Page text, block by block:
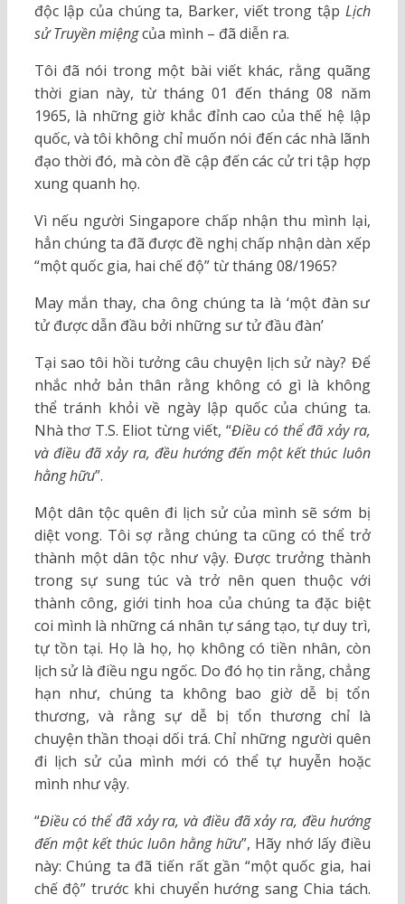
độc lập của chúng ta, Barker, viết trong tập Lịch
sử Truyền miệngcủa mình – đã diễn ra.
Tôi đã nói trong một bài viết khác, rằng quãng
thời gian này, từ tháng 01 đến tháng 08 năm
1965, là những giờ khắc đỉnh cao của thế hệ lập
quốc, và tôi không chỉ muốn nói đến các nhà lãnh
đạo thời đó, mà còn đề cập đến các cử tri tập hợp
xung quanh họ.
Vì nếu người Singapore chấp nhận thu mình lại,
hẳn chúng ta đã được đề nghị chấp nhận dàn xếp
“một quốc gia, hai chế độ” từ tháng 08/1965?
May mắn thay, cha ông chúng ta là ‘một đàn sư
tử được dẫn đầu bởi những sư tử đầu đàn’
Tại sao tôi hồi tưởng câu chuyện lịch sử này? Để
nhắc nhở bản thân rằng không có gì là không
thể tránh khỏi về ngày lập quốc của chúng ta.
Nhà thơ T.S. Eliot từng viết, “Điều có thể đã xảy ra,
và điều đã xảy ra, đều hướng đến một kết thúc luôn
hằng hữu”.
Một dân tộc quên đi lịch sử của mình sẽ sớm bị
diệt vong. Tôi sợ rằng chúng ta cũng có thể trở
thành một dân tộc như vậy. Được trưởng thành
trong sự sung túc và trở nên quen thuộc với
thành công, giới tinh hoa của chúng ta đặc biệt
coi mình là những cá nhân tự sáng tạo, tự duy trì,
tự tồn tại. Họ là họ, họ không có tiền nhân, còn
lịch sử là điều ngu ngốc. Do đó họ tin rằng, chẳng
hạn như, chúng ta không bao giờ dễ bị tổn
thương, và rằng sự dễ bị tổn thương chỉ là
chuyện thần thoại dối trá. Chỉ những người quên
đi lịch sử của mình mới có thể tự huyễn hoặc
mình như vậy.
“Điều có thể đã xảy ra, và điều đã xảy ra, đều hướng
đến một kết thúc luôn hằng hữu”, Hãy nhớ lấy điều
này: Chúng ta đã tiến rất gần “một quốc gia, hai
chế độ” trước khi chuyển hướng sang Chia tách.